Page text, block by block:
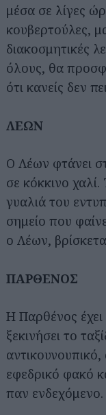
μέσα σε λίγες
κουβερτούλες,
διακοσμητικές
όλους, θα
ότι κανείς δεν
ΛΕΩΝ
Ο Λέων φτάνει
σε κόκκινο
γυαλιά του
σημείο που
ο Λέων,
ΠΑΡΘΕΝΟΣ
Η Παρθένος έχει
ξεκινήσει το
εφεδρικό φακό
παν ενδεχόμενο.